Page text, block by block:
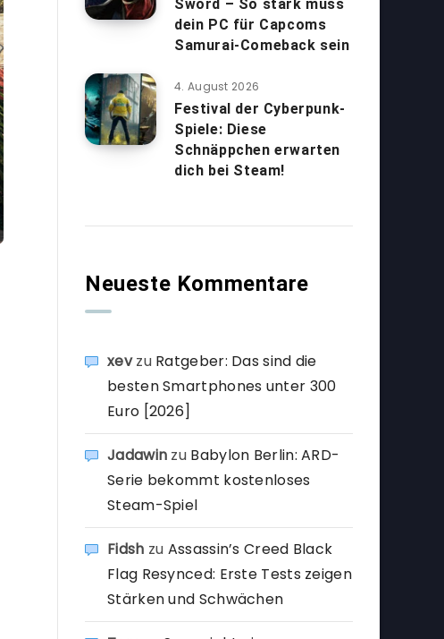
Sword – So stark muss
dein PC für Capcoms
Samurai-Comeback sein
4. August 2026
Festival der Cyberpunk-
Spiele: Diese
Schnäppchen erwarten
dich bei Steam!
Neueste Kommentare
xevzu Ratgeber: Das sind die
besten Smartphones unter 300
Euro [2026]
Jadawin zu Babylon Berlin: ARD-
Serie bekommt kostenloses
Steam-Spiel
Fidsh zu Assassin’s Creed Black
Flag Resynced: Erste Tests zeigen
Stärken und Schwächen